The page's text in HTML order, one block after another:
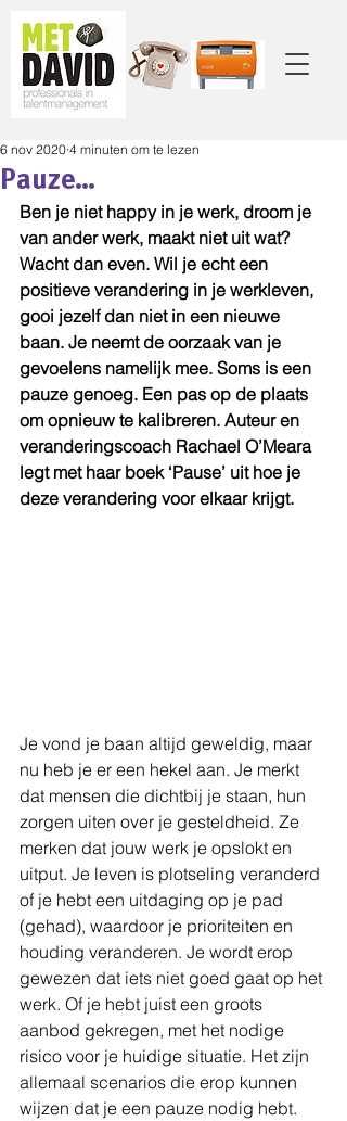
Pauze…
6 nov 2020 4 minuten om te lezen
Ben je niet happy in je werk, droom je
van ander werk, maakt niet uit wat?
Wacht dan even. Wil je echt een
positieve verandering in je werkleven,
gooi jezelf dan niet in een nieuwe
baan. Je neemt de oorzaak van je
gevoelens namelijk mee. Soms is een
pauze genoeg. Een pas op de plaats
om opnieuw te kalibreren. Auteur en
veranderingscoach Rachael O’Meara
legt met haar boek ‘Pause’ uit hoe je
deze verandering voor elkaar krijgt.
Je vond je baan altijd geweldig, maar
nu heb je er een hekel aan. Je merkt
dat mensen die dichtbij je staan, hun
zorgen uiten over je gesteldheid. Ze
merken dat jouw werk je opslokt en
uitput. Je leven is plotseling veranderd
of je hebt een uitdaging op je pad
(gehad), waardoor je prioriteiten en
houding veranderen. Je wordt erop
gewezen dat iets niet goed gaat op het
werk. Of je hebt juist een groots
aanbod gekregen, met het nodige
risico voor je huidige situatie. Het zijn
allemaal scenarios die erop kunnen
wijzen dat je een pauze nodig hebt.